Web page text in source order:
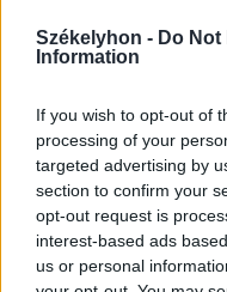
Székelyhon - Do Not
Information
If you wish to opt-out of
processing of your
targeted advertising by
section to confirm your
opt-out request is
interest-based ads
us or personal
2026. július 19., 11:07
Szoknyás